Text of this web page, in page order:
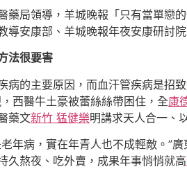
藥局領導，羊城晚報「只有當單戀
導安康部、羊城晚報年夜安康研討
法很要害
病的主要原因，而血汗管疾病是招
西醫牛土豪被蕾絲絲帶困住，全康
藥文新竹 猛健樂明講求天人合一、
年病，實在年青人也不成輕敵。”
久熬夜、吃外賣，成果年事悄悄就高